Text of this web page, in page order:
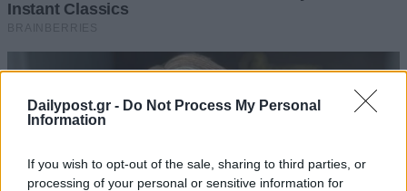
Dailypost.gr - Do Not Process My Personal
Information
If you wish to opt-out of the sale, sharing to third parties, or
processing of your personal or sensitive information for